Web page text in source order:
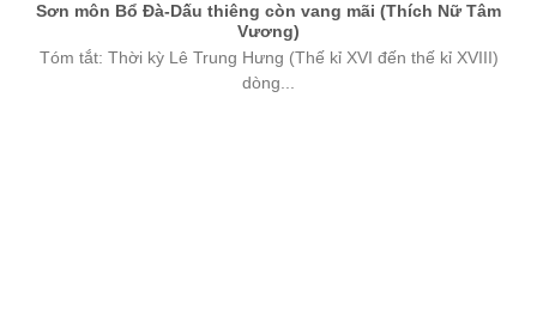
Sơn môn Bổ Đà-Dấu thiêng còn vang mãi (Thích Nữ Tâm
Vương)
Tóm tắt: Thời kỳ Lê Trung Hưng (Thế kỉ XVI đến thế kỉ XVIII)
dòng...